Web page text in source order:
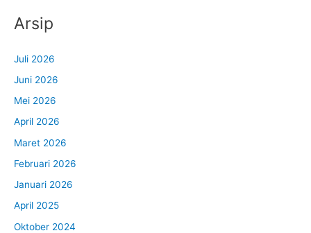
Arsip
Juli 2026
Juni 2026
Mei 2026
April 2026
Maret 2026
Februari 2026
Januari 2026
April 2025
Oktober 2024